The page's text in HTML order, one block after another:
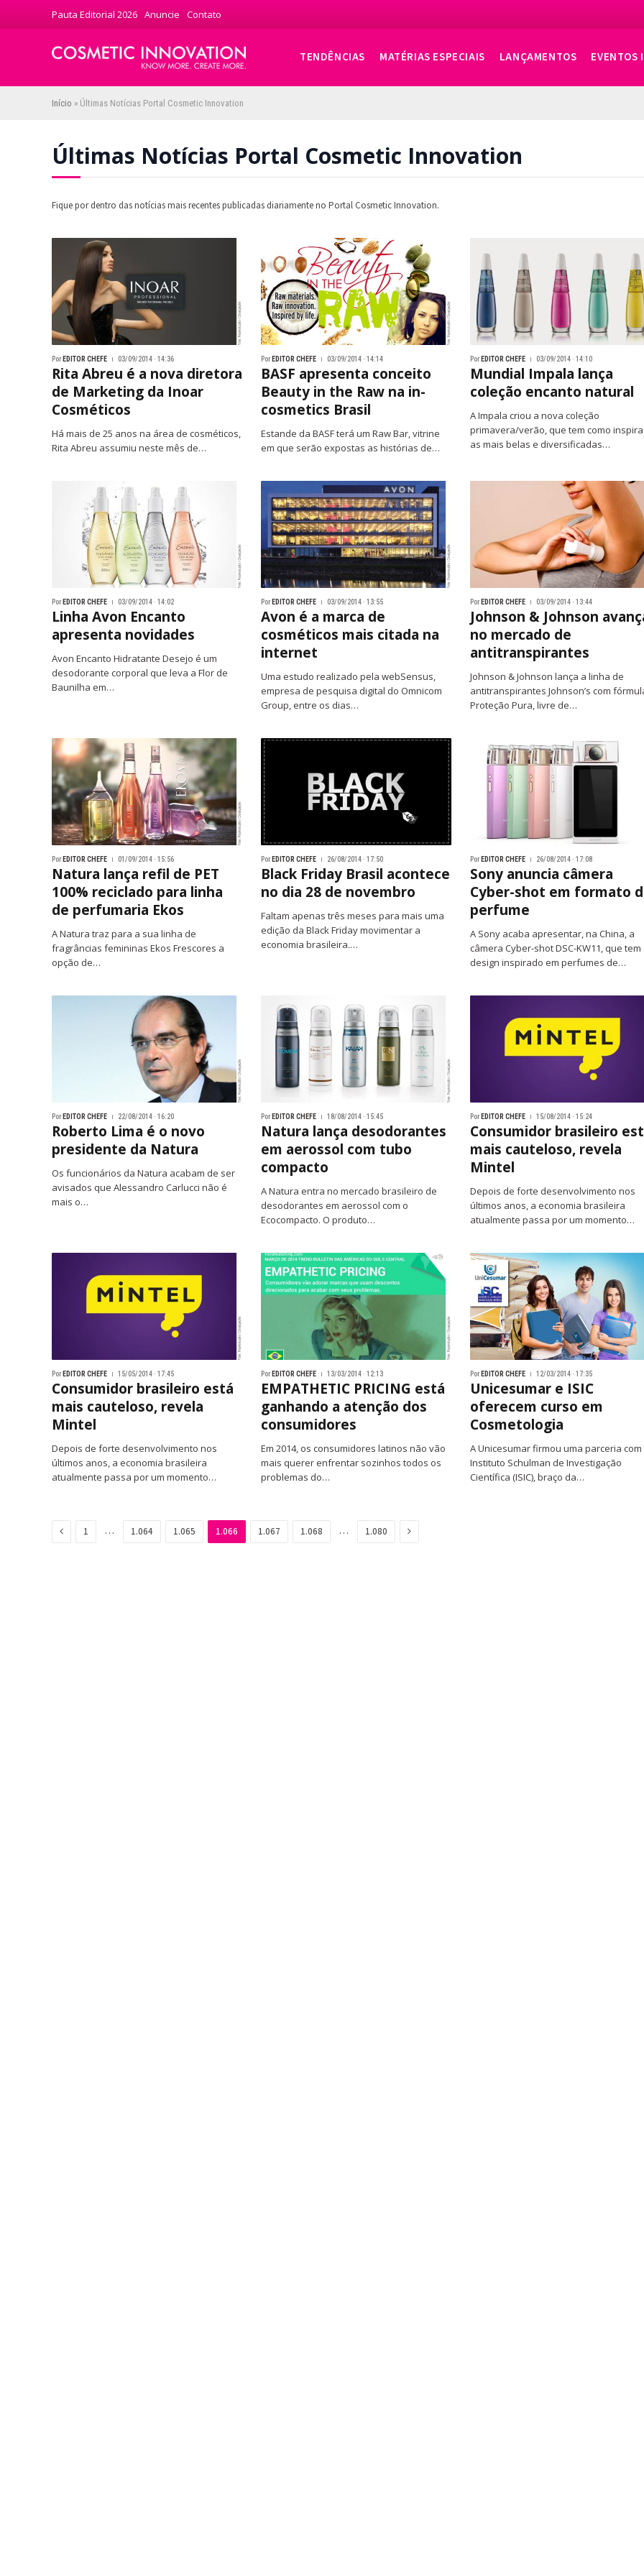
Pauta Editorial 2026 Anuncie Contato
TENDÊNCIAS MATÉRIAS ESPECIAIS LANÇAMENTOS EVENTOS
Início » Últimas Notícias Portal Cosmetic Innovation
Últimas Notícias Portal Cosmetic Innovation
Fique por dentro das notícias mais recentes publicadas diariamente no Portal Cosmetic Innovation.
Por EDITOR CHEFE 03/09/2014 · 14:36
Rita Abreu é a nova diretora
de Marketing da Inoar
Cosméticos
Há mais de 25 anos na área de cosméticos,
Rita Abreu assumiu neste mês de…
Por EDITOR CHEFE 03/09/2014 · 14:14
BASF apresenta conceito
Beauty in the Raw na in-
cosmetics Brasil
Estande da BASF terá um Raw Bar, vitrine
em que serão expostas as histórias de…
Por EDITOR CHEFE 03/09/2014 · 14:10
Mundial Impala lança
coleção encanto natural
A Impala criou a nova coleção
primavera/verão, que tem como
as mais belas e diversificadas…
Por EDITOR CHEFE 03/09/2014 · 14:02
Linha Avon Encanto
apresenta novidades
Avon Encanto Hidratante Desejo é um
desodorante corporal que leva a Flor de
Baunilha em…
Por EDITOR CHEFE 03/09/2014 · 13:55
Avon é a marca de
cosméticos mais citada na
internet
Uma estudo realizado pela webSensus,
empresa de pesquisa digital do Omnicom
Group, entre os dias…
Por EDITOR CHEFE 03/09/2014 · 13:44
Johnson & Johnson
no mercado de
antitranspirantes
Johnson & Johnson lança a linha de
antitranspirantes Johnson’s com
Proteção Pura, livre de…
Por EDITOR CHEFE 01/09/2014 · 15:56
Natura lança refil de PET
100% reciclado para linha
de perfumaria Ekos
A Natura traz para a sua linha de
fragrâncias femininas Ekos Frescores a
opção de…
Por EDITOR CHEFE 26/08/2014 · 17:50
Black Friday Brasil acontece
no dia 28 de novembro
Faltam apenas três meses para mais uma
edição da Black Friday movimentar a
economia brasileira.…
Por EDITOR CHEFE 26/08/2014 · 17:08
Sony anuncia câmera
Cyber-shot em formato
perfume
A Sony acaba apresentar, na China, a
câmera Cyber-shot DSC-KW11, que tem
design inspirado em perfumes de…
Por EDITOR CHEFE 22/08/2014 · 16:20
Roberto Lima é o novo
presidente da Natura
Os funcionários da Natura acabam de ser
avisados que Alessandro Carlucci não é
mais o…
Por EDITOR CHEFE 18/08/2014 · 15:45
Natura lança desodorantes
em aerossol com tubo
compacto
A Natura entra no mercado brasileiro de
desodorantes em aerossol com o
Ecocompacto. O produto…
Por EDITOR CHEFE 15/08/2014 · 15:24
Consumidor brasileiro
mais cauteloso, revela
Mintel
Depois de forte desenvolvimento nos
últimos anos, a economia brasileira
atualmente passa por um momento…
Por EDITOR CHEFE 15/05/2014 · 17:45
Consumidor brasileiro está
mais cauteloso, revela
Mintel
Depois de forte desenvolvimento nos
últimos anos, a economia brasileira
atualmente passa por um momento…
Por EDITOR CHEFE 13/03/2014 · 12:13
EMPATHETIC PRICING está
ganhando a atenção dos
consumidores
Em 2014, os consumidores latinos não vão
mais querer enfrentar sozinhos todos os
problemas do…
Por EDITOR CHEFE 12/03/2014 · 17:35
Unicesumar e ISIC
oferecem curso em
Cosmetologia
A Unicesumar firmou uma parceria com
Instituto Schulman de Investigação
Científica (ISIC), braço da…
Previous
1 … 1.064 1.065 1.066 1.067 1.068 … 1.080 Next